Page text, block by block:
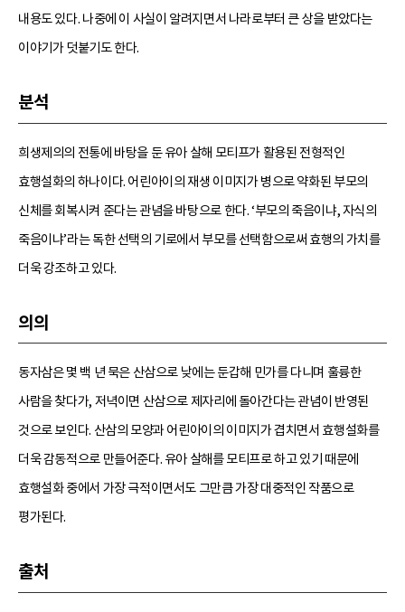
내용도 있다. 나중에 이 사실이 알려지면서 나라로부터 큰 상을 받았다는
이야기가 덧붙기도 한다.
분석
희생제의의 전통에 바탕을 둔 유아 살해 모티프가 활용된 전형적인
효행설화의 하나이다. 어린아이의 재생 이미지가 병으로 약화된 부모의
신체를 회복시켜 준다는 관념을 바탕으로 한다. ‘부모의 죽음이냐, 자식의
죽음이냐’라는 독한 선택의 기로에서 부모를 선택함으로써 효행의 가치를
더욱 강조하고 있다.
의의
동자삼은 몇 백 년 묵은 산삼으로 낮에는 둔갑해 민가를 다니며 훌륭한
사람을 찾다가, 저녁이면 산삼으로 제자리에 돌아간다는 관념이 반영된
것으로 보인다. 산삼의 모양과 어린아이의 이미지가 겹치면서 효행설화를
더욱 감동적으로 만들어준다. 유아 살해를 모티프로 하고 있기 때문에
효행설화 중에서 가장 극적이면서도 그만큼 가장 대중적인 작품으로
평가된다.
출처